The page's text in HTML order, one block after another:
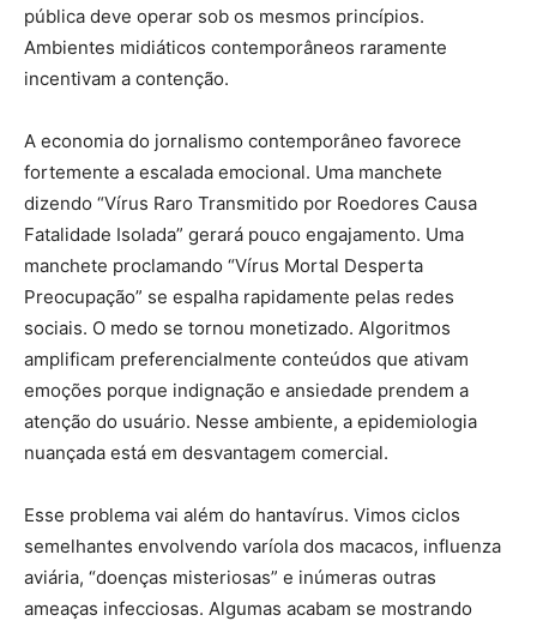
pública deve operar sob os mesmos princípios.
Ambientes midiáticos contemporâneos raramente
incentivam a contenção.
A economia do jornalismo contemporâneo favorece
fortemente a escalada emocional. Uma manchete
dizendo “Vírus Raro Transmitido por Roedores Causa
Fatalidade Isolada” gerará pouco engajamento. Uma
manchete proclamando “Vírus Mortal Desperta
Preocupação” se espalha rapidamente pelas redes
sociais. O medo se tornou monetizado. Algoritmos
amplificam preferencialmente conteúdos que ativam
emoções porque indignação e ansiedade prendem a
atenção do usuário. Nesse ambiente, a epidemiologia
nuançada está em desvantagem comercial.
Esse problema vai além do hantavírus. Vimos ciclos
semelhantes envolvendo varíola dos macacos, influenza
aviária, “doenças misteriosas” e inúmeras outras
ameaças infecciosas. Algumas acabam se mostrando